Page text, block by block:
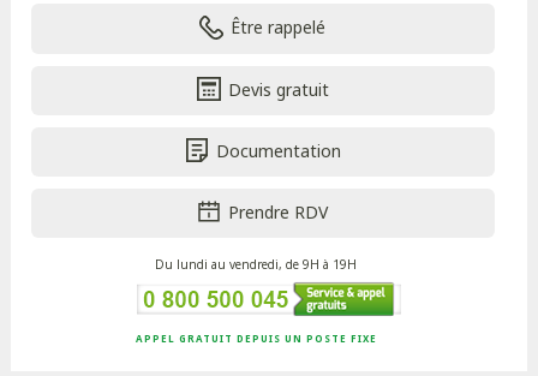
Être rappelé
Devis gratuit
Documentation
Prendre RDV
Du lundi au vendredi, de 9H à 19H
APPEL GRATUIT DEPUIS UN POSTE FIXE